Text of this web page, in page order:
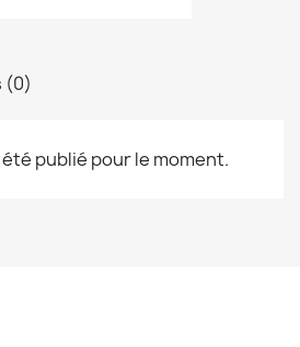
(0)
publié pour le moment.